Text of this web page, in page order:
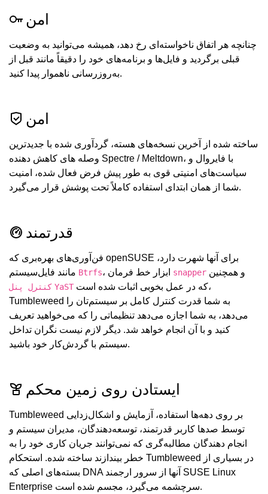
امن
چنانچه هر اتفاق ناخواسته‌ای رخ دهد، همیشه می‌توانید به وضعیت
قبلی برگردید و فایل‌ها و برنامه‌های خود را دقیقاً مانند قبل از
به‌روزرسانی ناهموار پیدا کنید.
امن
ساخته شده از آخرین نسخه‌های هسته، گردآوری شده با جدیدترین
وصله های کاهش دهنده Spectre / Meltdown، با فایروال و
سیاست‌های امنیتی قوی به طور پیش فرض فعال شده، امنیت
شما از همان ابتدای استفاده کاملاً تحت پوشش قرار می‌گیرد.
قدرتمند
فن‌آوری‌های بهره‌بری که openSUSE برای آنها شهرت دارد،
Btrfs snapper و همچنین
کنترل پنل YaST
Tumbleweed به شما قدرت کنترل کامل بر سیستم‌تان را
می‌دهد، به شما اجازه می‌دهد تنظیماتی را که می‌خواهید تعریف
کنید و با آن انجام خواهد شد. دیگر لازم نیست نگران تداخل
سیستم با گردش‌کار خود باشید.
ایستادن روی زمین محکم
Tumbleweed بر روی دهه‌ها استفاده، آزمایش و اشکال‌زدایی
توسط صدها کاربر قدرتمند، توسعه‌دهندگان، مدیران سیستم و
انجام دهندگان مطالبه‌گری که نمی‌توانند جریان کاری خود را به
خطر بیندازند ساخته شده. استحکام Tumbleweed در بسیاری از
بسته‌های اصلی که DNA آنها از سرور ارجمند SUSE Linux
Enterprise سرچشمه می‌گیرد، مجسم شده است.